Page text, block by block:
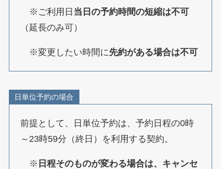
※ご利用日 当日の予約時間の短縮は不可
（延長のみ可）
※変更したい時間に先約がある場合は不可
日単位予約の場合
前提として、日単位予約は、予約日程の0時
～23時59分（終日）を利用する契約。
※ 日程そのものが変わる場合は、キャンセ